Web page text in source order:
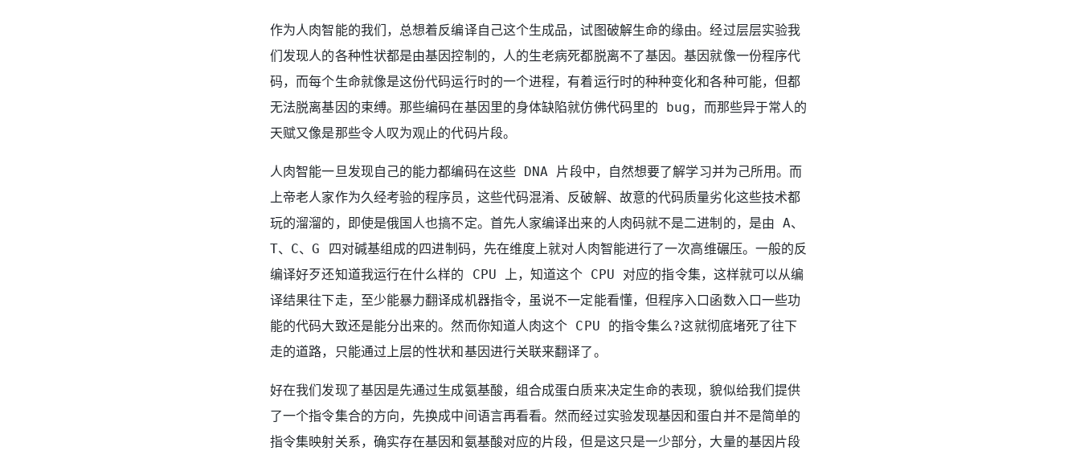
作为人肉智能的我们，总想着反编译自己这个生成品，试图破解生命的缘由。经过层层实验我
们发现人的各种性状都是由基因控制的，人的生老病死都脱离不了基因。基因就像一份程序代
码，而每个生命就像是这份代码运行时的一个进程，有着运行时的种种变化和各种可能，但都
无法脱离基因的束缚。那些编码在基因里的身体缺陷就仿佛代码里的 bug，而那些异于常人的
天赋又像是那些令人叹为观止的代码片段。
人肉智能一旦发现自己的能力都编码在这些 DNA 片段中，自然想要了解学习并为己所用。而
上帝老人家作为久经考验的程序员，这些代码混淆、反破解、故意的代码质量劣化这些技术都
玩的溜溜的，即使是俄国人也搞不定。首先人家编译出来的人肉码就不是二进制的，是由 A、
T、C、G 四对碱基组成的四进制码，先在维度上就对人肉智能进行了一次高维碾压。一般的反
编译好歹还知道我运行在什么样的 CPU 上，知道这个 CPU 对应的指令集，这样就可以从编
译结果往下走，至少能暴力翻译成机器指令，虽说不一定能看懂，但程序入口函数入口一些功
能的代码大致还是能分出来的。然而你知道人肉这个 CPU 的指令集么?这就彻底堵死了往下
走的道路，只能通过上层的性状和基因进行关联来翻译了。
好在我们发现了基因是先通过生成氨基酸，组合成蛋白质来决定生命的表现，貌似给我们提供
了一个指令集合的方向，先换成中间语言再看看。然而经过实验发现基因和蛋白并不是简单的
指令集映射关系，确实存在基因和氨基酸对应的片段，但是这只是一少部分，大量的基因片段